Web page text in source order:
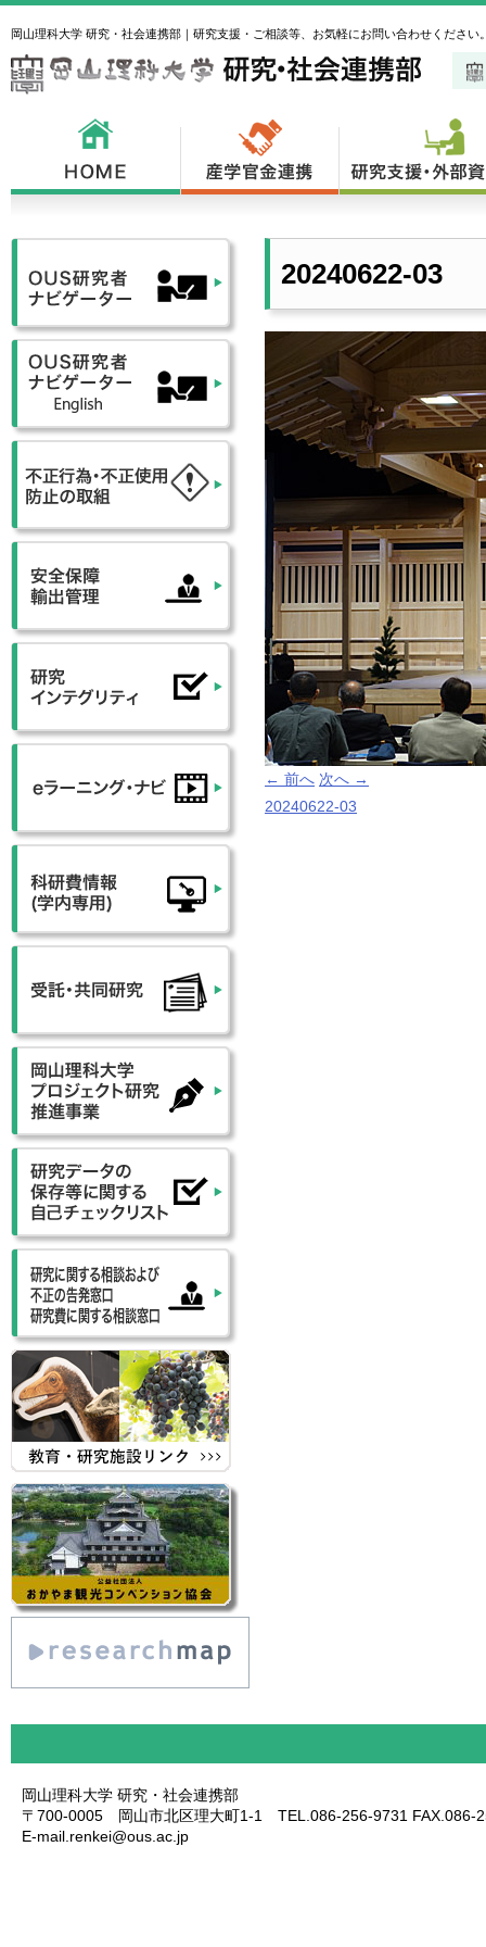
岡山理科大学 研究・社会連携部｜研究支援・ご相談等、お気軽にお問い合わせください
20240622-03
← 前へ 次へ →
20240622-03
岡山理科大学 研究・社会連携部
〒700-0005 岡山市北区理大町1-1 TEL.086-256-9731 FAX.086-
E-mail.renkei@ous.ac.jp